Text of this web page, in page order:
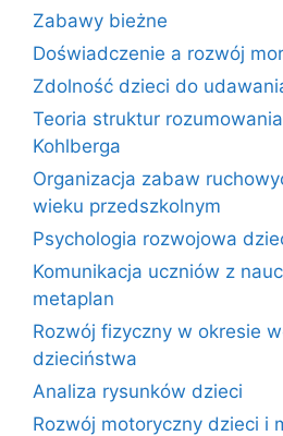
Zabawy bieżne
Doświadczenie a rozwój
Zdolność dzieci do
Teoria struktur
Kohlberga
Organizacja zabaw
wieku przedszkolnym
Psychologia rozwojowa
Komunikacja uczniów z
metaplan
Rozwój fizyczny w okresie
dzieciństwa
Analiza rysunków dzieci
Rozwój motoryczny dzieci i